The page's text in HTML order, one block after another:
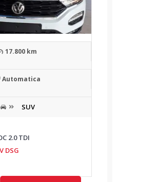
17.800 km
Automatica
SUV
2.0 TDI
DSG